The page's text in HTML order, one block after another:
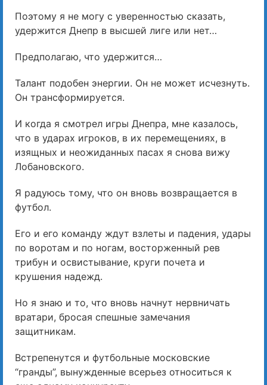
Поэтому я не могу с уверенностью сказать,
удержится Днепр в высшей лиге или нет…
Предполагаю, что удержится…
Талант подобен энергии. Он не может исчезнуть.
Он трансформируется.
И когда я смотрел игры Днепра, мне казалось,
что в ударах игроков, в их перемещениях, в
изящных и неожиданных пасах я снова вижу
Лобановского.
Я радуюсь тому, что он вновь возвращается в
футбол.
Его и его команду ждут взлеты и падения, удары
по воротам и по ногам, восторженный рев
трибун и освистывание, круги почета и
крушения надежд.
Но я знаю и то, что вновь начнут нервничать
вратари, бросая спешные замечания
защитникам.
Встрепенутся и футбольные московские
“гранды”, вынужденные всерьез относиться к